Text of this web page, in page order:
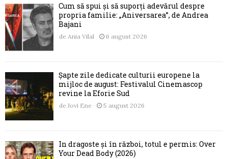
Cum să spui și să suporți adevărul despre
propria familie: „Aniversarea”, de Andrea
Bajani
de Ania Vilal 6 august 2026
Șapte zile dedicate culturii europene la
mijloc de august: Festivalul Cinemascop
revine la Eforie Sud
de Jovi Ene 5 august 2026
În dragoste și în război, totul e permis: Over
Your Dead Body (2026)